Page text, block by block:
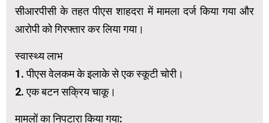
सीआरपीसी के तहत पीएस शाहदरा में मामला दर्ज किया गया और
आरोपी को गिरफ्तार कर लिया गया।
स्वास्थ्य लाभ
1. पीएस वेलकम के इलाके से एक स्कूटी चोरी।
2. एक बटन सक्रिय चाकू।
मामलों का निपटारा किया गया: